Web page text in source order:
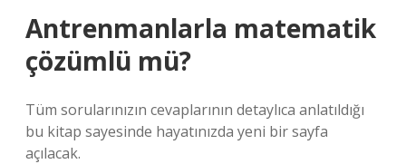
Antrenmanlarla matematik
çözümlü mü?
Tüm sorularınızın cevaplarının detaylıca anlatıldığı
bu kitap sayesinde hayatınızda yeni bir sayfa
açılacak.